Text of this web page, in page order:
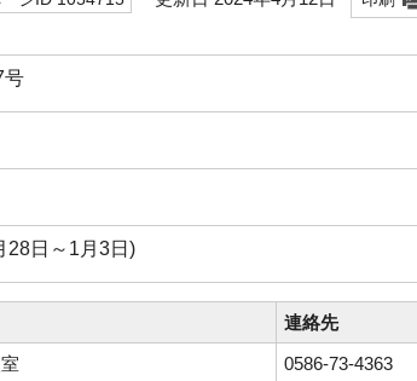
号
28日～1月3日)
連絡先
0586-73-4363